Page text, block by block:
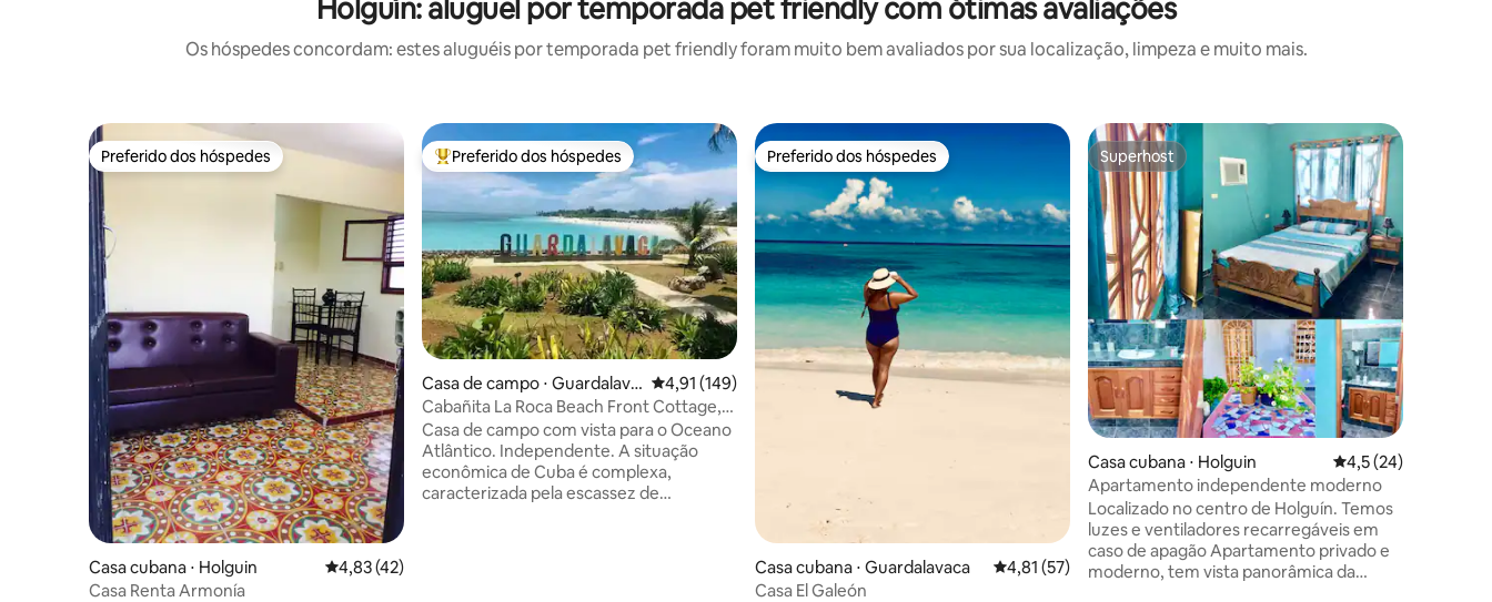
Holguín: aluguel por temporada pet friendly com ótimas avaliações
Os hóspedes concordam: estes aluguéis por temporada pet friendly foram muito bem avaliados por sua localização, limpeza e muito mais.
Preferido dos hóspedes
Preferido dos hóspedes
Casa cubana ⋅ Holguin 4,83 de uma avaliação média de 5, 42 avaliações
4,83 (42)
Casa Renta Armonía
Entre os melhores preferidos dos hóspedes
Preferido dos hóspedes
Casa de campo ⋅ Guardalava
ca
4,91 de uma avaliação média de 5, 149 avaliações
4,91 (149)
Cabañita La Roca Beach Front Cottage,
Guardalavaca!
Casa de campo com vista para o Oceano
Atlântico. Independente. A situação
econômica de Cuba é complexa,
caracterizada pela escassez de
Preferido dos hóspedes
Preferido dos hóspedes
Casa cubana ⋅ Guardalavaca 4,81 de uma avaliação média de 5, 57 avaliações
4,81 (57)
Casa El Galeón
Superhost
Superhost
Casa cubana ⋅ Holguin 4,5 de uma
4,5 (24)
Apartamento independente moderno
Localizado no centro de Holguín. Temos
luzes e ventiladores recarregáveis em
caso de apagão Apartamento privado e
moderno, tem vista panorâmica da